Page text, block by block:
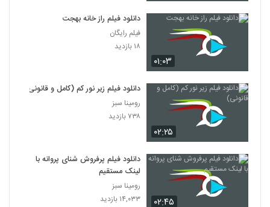
۰۱:۰۳
دانلود فیلم راز خانه بهجت
فیلم رایگان
۱۸ بازدید
۰۲:۲۵
دانلود فیلم زیر نور کم (کامل و قانونی)
رومینا سبز
۷۳۸ بازدید
۰۲:۴۵
دانلود فیلم پرفروش شنای پروانه با
لینک مستقیم
رومینا سبز
۱۴,۰۳۳ بازدید